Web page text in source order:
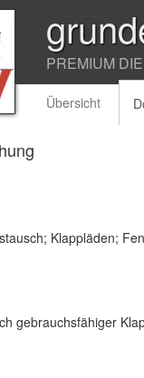
PREMIUM
Übersicht
Klappläden;
gebrauchsfähiger